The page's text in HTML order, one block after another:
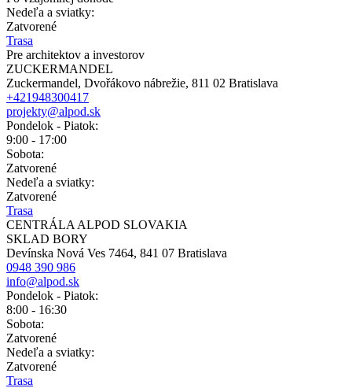
Nedeľa a sviatky:
Zatvorené
Trasa
Pre architektov a investorov
ZUCKERMANDEL
Zuckermandel, Dvořákovo nábrežie, 811 02 Bratislava
+421948300417
projekty@alpod.sk
Pondelok - Piatok:
9:00 - 17:00
Sobota:
Zatvorené
Nedeľa a sviatky:
Zatvorené
Trasa
CENTRÁLA ALPOD SLOVAKIA
SKLAD BORY
Devínska Nová Ves 7464, 841 07 Bratislava
0948 390 986
info@alpod.sk
Pondelok - Piatok:
8:00 - 16:30
Sobota:
Zatvorené
Nedeľa a sviatky:
Zatvorené
Trasa